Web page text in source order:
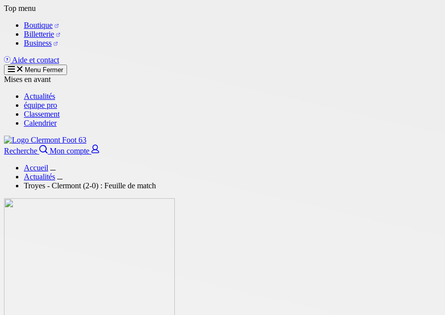
Aller
contenu
principal
Top menu
Boutique
Billetterie
Business
Aide et contact
Menu Fermer
Mises en avant
Actualités
équipe pro
Classement
Calendrier
Recherche
Mon compte
Accueil
Actualités
Troyes - Clermont (2-0) : Feuille de match